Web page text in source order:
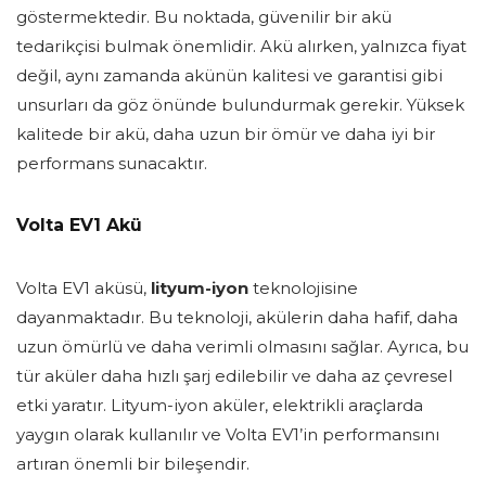
göstermektedir. Bu noktada, güvenilir bir akü
tedarikçisi bulmak önemlidir. Akü alırken, yalnızca fiyat
değil, aynı zamanda akünün kalitesi ve garantisi gibi
unsurları da göz önünde bulundurmak gerekir. Yüksek
kalitede bir akü, daha uzun bir ömür ve daha iyi bir
performans sunacaktır.
Volta EV1 Akü
Volta EV1 aküsü, lityum-iyon teknolojisine
dayanmaktadır. Bu teknoloji, akülerin daha hafif, daha
uzun ömürlü ve daha verimli olmasını sağlar. Ayrıca, bu
tür aküler daha hızlı şarj edilebilir ve daha az çevresel
etki yaratır. Lityum-iyon aküler, elektrikli araçlarda
yaygın olarak kullanılır ve Volta EV1’in performansını
artıran önemli bir bileşendir.